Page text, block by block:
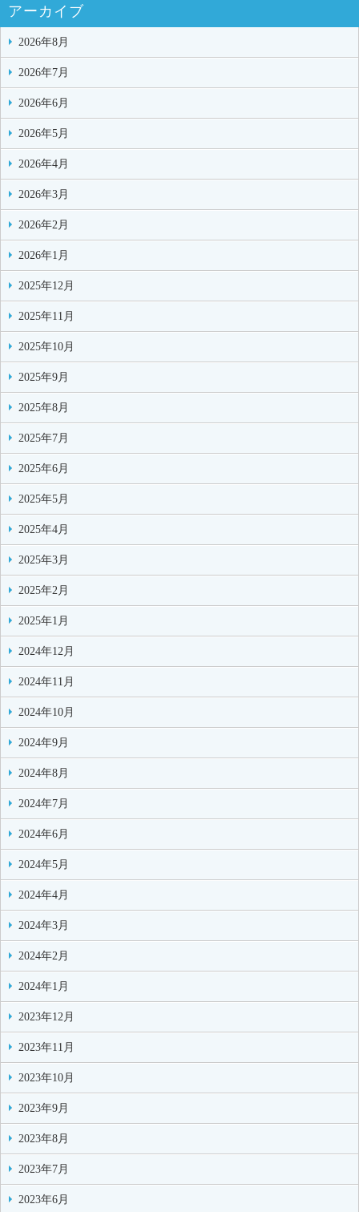
アーカイブ
2026年8月
2026年7月
2026年6月
2026年5月
2026年4月
2026年3月
2026年2月
2026年1月
2025年12月
2025年11月
2025年10月
2025年9月
2025年8月
2025年7月
2025年6月
2025年5月
2025年4月
2025年3月
2025年2月
2025年1月
2024年12月
2024年11月
2024年10月
2024年9月
2024年8月
2024年7月
2024年6月
2024年5月
2024年4月
2024年3月
2024年2月
2024年1月
2023年12月
2023年11月
2023年10月
2023年9月
2023年8月
2023年7月
2023年6月